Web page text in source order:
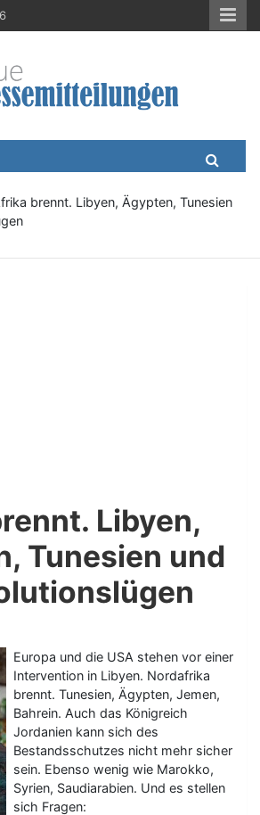
News, Meldungen, Wirtschaft
brennt. Libyen, Ägypten, Tunesien
Libyen,
Tunesien und
Europa und die USA stehen vor einer
Intervention in Libyen. Nordafrika
brennt. Tunesien, Ägypten, Jemen,
Bahrein. Auch das Königreich
Jordanien kann sich des
Bestandsschutzes nicht mehr sicher
sein. Ebenso wenig wie Marokko,
Syrien, Saudiarabien. Und es stellen
sich Fragen: